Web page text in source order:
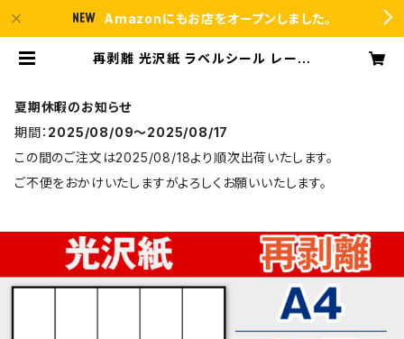
Amazonにもお店をオープンしました。
再剥離 光沢紙 ラベルシール レーザ
ラベルシール市場 BASE店
夏期休暇のお知らせ
期間： 2025/08/09〜2025/08/17
この間のご注文は2025/08/18より順次出荷いたします。
ご不便をおかけいたしますがよろしくお願いいたします。